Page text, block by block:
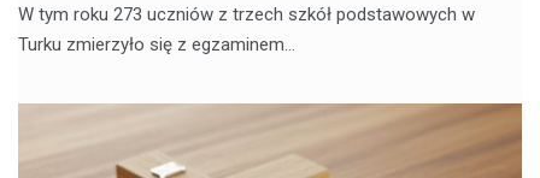
W tym roku 273 uczniów z trzech szkół podstawowych w
Turku zmierzyło się z egzaminem…